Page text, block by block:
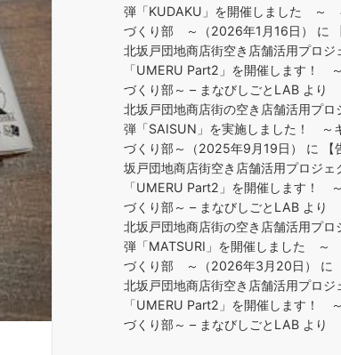
弾「KUDAKU」を開催しました ～
づくり部 ～（2026年1月16日）
に
北坂戸団地商店街空き店舗活用プロジ
「UMERU Part2」を開催します！
づくり部～ – まなびしごとLAB より
北坂戸団地商店街の空き店舗活用プロ
弾「SAISUN」を実施しました！ ～
づくり部～（2025年9月19日）
に
坂戸団地商店街空き店舗活用プロジェ
「UMERU Part2」を開催します！
づくり部～ – まなびしごとLAB より
北坂戸団地商店街の空き店舗活用プロ
弾「MATSURI」を開催しました ～
づくり部 ～（2026年3月20日）
に
北坂戸団地商店街空き店舗活用プロジ
「UMERU Part2」を開催します！
づくり部～ – まなびしごとLAB より